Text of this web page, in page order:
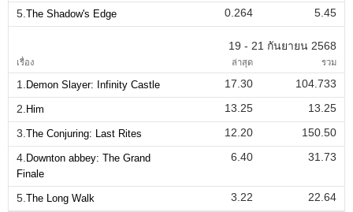
5. The Shadow's Edge 0.264 5.45
19 - 21 กันยายน 2568
เรื่อง ล่าสุด รวม
1. Demon Slayer: Infinity Castle 17.30
104.733
2. Him 13.25
13.25
3. The Conjuring: Last Rites 12.20
150.50
4. Downton abbey: The Grand
Finale
6.40 31.73
5. The Long Walk 3.22 22.64